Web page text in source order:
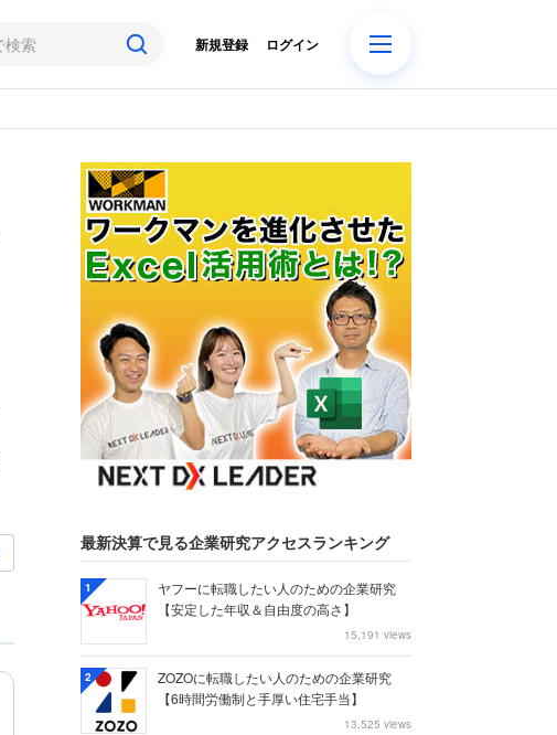
ログイン
新規登録
最新決算で見る企業研究アクセスランキング
1
ヤフーに転職したい人のための企業研究
【安定した年収＆自由度の高さ】
15,191 views
2
ZOZOに転職したい人のための企業研究
【6時間労働制と手厚い住宅手当】
13,525 views